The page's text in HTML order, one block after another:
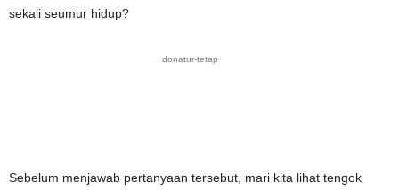
sekali seumur hidup?
donatur-tetap
Sebelum menjawab pertanyaan tersebut, mari kita lihat tengok